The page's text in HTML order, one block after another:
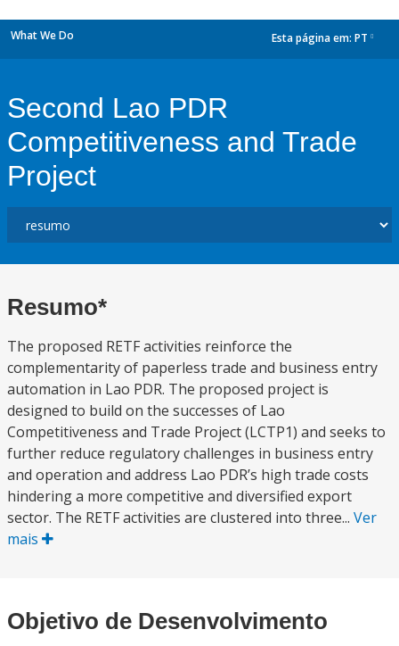
What We Do Esta página em: PT
Second Lao PDR
Competitiveness and Trade
Project
Resumo*
The proposed RETF activities reinforce the
complementarity of paperless trade and business entry
automation in Lao PDR. The proposed project is
designed to build on the successes of Lao
Competitiveness and Trade Project (LCTP1) and seeks to
further reduce regulatory challenges in business entry
and operation and address Lao PDR’s high trade costs
hindering a more competitive and diversified export
sector. The RETF activities are clustered into three... Ver
mais
Objetivo de Desenvolvimento